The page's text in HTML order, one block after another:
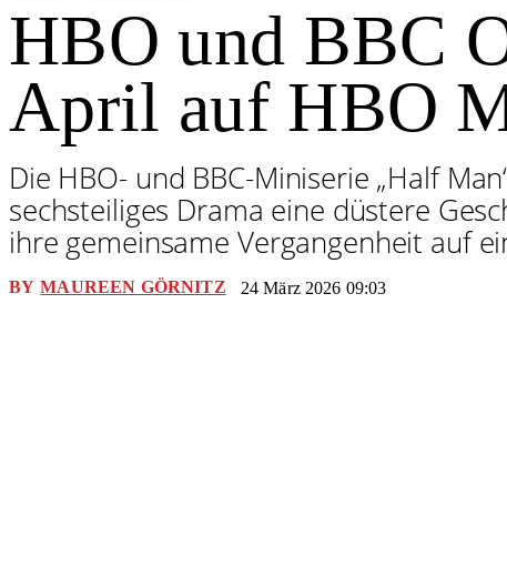
HBO und BBC
April auf HBO
Die HBO- und BBC-Miniserie „Half
sechsteiliges Drama eine düstere
ihre gemeinsame Vergangenheit auf
BY MAUREEN GÖRNITZ 24 März 2026 09:03